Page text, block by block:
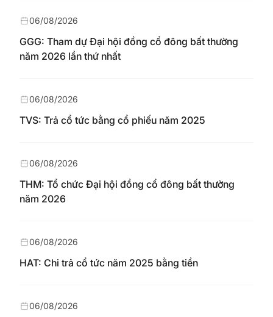
ngày 04/08/2026
GGG: Tham dự Đại hội đồng cổ đông bất thường
năm 2026 lần thứ nhất
06/08/2026
TVS: Trả cổ tức bằng cổ phiếu năm 2025
06/08/2026
THM: Tổ chức Đại hội đồng cổ đông bất thường
năm 2026
06/08/2026
HAT: Chi trả cổ tức năm 2025 bằng tiền
06/08/2026
06/08/2026